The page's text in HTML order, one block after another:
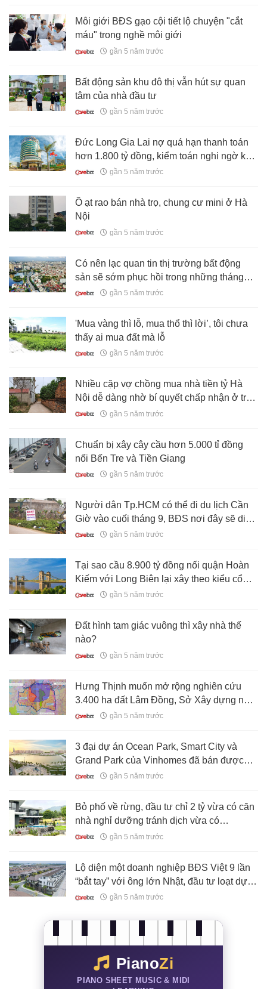
Môi giới BĐS gạo cội tiết lộ chuyện "cắt
máu" trong nghề môi giới
gần 5 năm trước
Bất động sản khu đô thị vẫn hút sự quan
tâm của nhà đầu tư
gần 5 năm trước
Đức Long Gia Lai nợ quá hạn thanh toán
hơn 1.800 tỷ đồng, kiểm toán nghi ngờ khả
năng hoạt động liên tục
gần 5 năm trước
Ồ ạt rao bán nhà trọ, chung cư mini ở Hà
Nội
gần 5 năm trước
Có nên lạc quan tin thị trường bất động
sản sẽ sớm phục hồi trong những tháng
cuối năm 2021?
gần 5 năm trước
'Mua vàng thì lỗ, mua thổ thì lời’, tôi chưa
thấy ai mua đất mà lỗ
gần 5 năm trước
Nhiều cặp vợ chồng mua nhà tiền tỷ Hà
Nội dễ dàng nhờ bí quyết chấp nhận ở trọ
thời gian đầu, dành tiền đầu tư đất quê
gần 5 năm trước
Chuẩn bị xây cây cầu hơn 5.000 tỉ đồng
nối Bến Tre và Tiền Giang
gần 5 năm trước
Người dân Tp.HCM có thể đi du lịch Cần
Giờ vào cuối tháng 9, BĐS nơi đây sẽ diễn
biến ra sao?gần 5 năm trước
Tại sao cầu 8.900 tỷ đồng nối quận Hoàn
Kiếm với Long Biên lại xây theo kiểu cổ
điển?
gần 5 năm trước
Đất hình tam giác vuông thì xây nhà thế
nào?
gần 5 năm trước
Hưng Thịnh muốn mở rộng nghiên cứu
3.400 ha đất Lâm Đồng, Sở Xây dựng nói
gì?
gần 5 năm trước
3 đại dự án Ocean Park, Smart City và
Grand Park của Vinhomes đã bán được
đến đâu?gần 5 năm trước
Bỏ phố về rừng, đầu tư chỉ 2 tỷ vừa có căn
nhà nghỉ dưỡng tránh dịch vừa có
homestay cho thuê
gần 5 năm trước
Lộ diện một doanh nghiệp BĐS Việt 9 lần
“bắt tay” với ông lớn Nhật, đầu tư loạt dự
án tại thị trường phía Nam
gần 5 năm trước
PianoZi
PIANO SHEET MUSIC & MIDI